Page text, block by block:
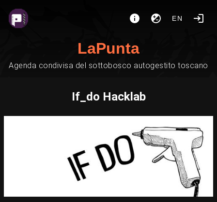
EN
LaPunta
Agenda condivisa del sottobosco autogestito toscano
If_do Hacklab